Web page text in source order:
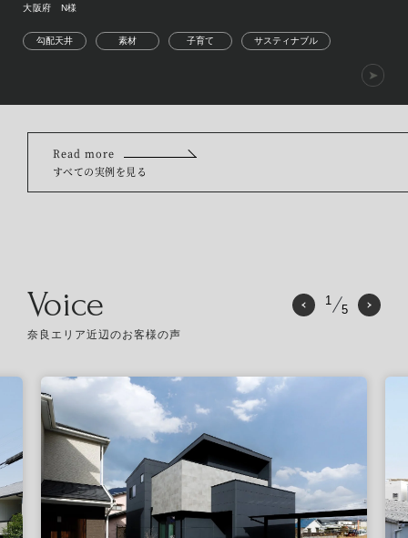
大阪府 N様
勾配天井 素材 子育て サスティナブル
Read more
すべての実例を見る
Voice
奈良エリア近辺のお客様の声
1
5